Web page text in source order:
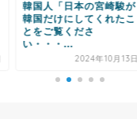
韓国人「中国で日本のス
ラムダンク不買運動が行
われた結果・・・」
→「...
2023年5月2日